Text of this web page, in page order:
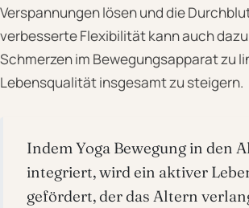
Verspannungen lösen und die
verbesserte Flexibilität kann auch
Schmerzen im Bewegungsapparat zu
Lebensqualität insgesamt zu steigern.
Indem Yoga Bewegung in den
integriert, wird ein aktiver
gefördert, der das Altern